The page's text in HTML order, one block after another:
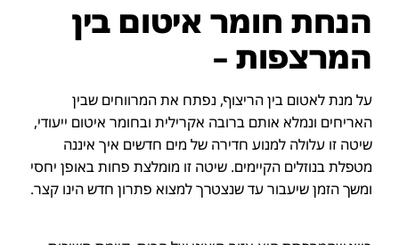
הנחת חומר איטום בין
המרצפות –
על מנת לאטום בין הריצוף, נפתח את המרווחים שבין
האריחים ונמלא אותם ברובה אקרילית ובחומר איטום ייעודי,
שיטה זו עלולה למנוע חדירה של מים חדשים איך איננה
מטפלת בנוזלים הקיימים. שיטה זו מומלצת פחות באופן יחסי
ומשך הזמן שיעבור עד שנצטרך למצוא פתרון חדש הינו קצר.